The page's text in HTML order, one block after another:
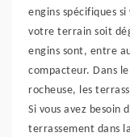
engins spécifiques
votre terrain soit
engins sont, entre
compacteur. Dans
rocheuse, les
Si vous avez besoin
terrassement dans